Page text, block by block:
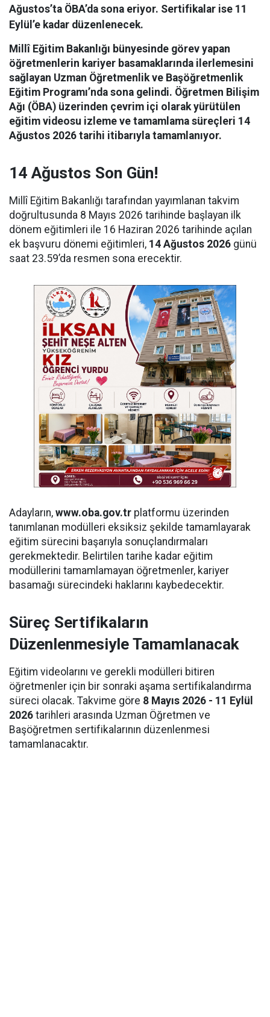
Ağustos’ta ÖBA’da sona eriyor. Sertifikalar ise 11
Eylül’e kadar düzenlenecek.
Millî Eğitim Bakanlığı bünyesinde görev yapan
öğretmenlerin kariyer basamaklarında ilerlemesini
sağlayan Uzman Öğretmenlik ve Başöğretmenlik
Eğitim Programı’nda sona gelindi. Öğretmen Bilişim
Ağı (ÖBA) üzerinden çevrim içi olarak yürütülen
eğitim videosu izleme ve tamamlama süreçleri 14
Ağustos 2026 tarihi itibarıyla tamamlanıyor.
14 Ağustos Son Gün!
Millî Eğitim Bakanlığı tarafından yayımlanan takvim
doğrultusunda 8 Mayıs 2026 tarihinde başlayan ilk
dönem eğitimleri ile 16 Haziran 2026 tarihinde açılan
ek başvuru dönemi eğitimleri, 14 Ağustos 2026 günü
saat 23.59’da resmen sona erecektir.
Adayların, www.oba.gov.tr platformu üzerinden
tanımlanan modülleri eksiksiz şekilde tamamlayarak
eğitim sürecini başarıyla sonuçlandırmaları
gerekmektedir. Belirtilen tarihe kadar eğitim
modüllerini tamamlamayan öğretmenler, kariyer
basamağı sürecindeki haklarını kaybedecektir.
Süreç Sertifikaların
Düzenlenmesiyle Tamamlanacak
Eğitim videolarını ve gerekli modülleri bitiren
öğretmenler için bir sonraki aşama sertifikalandırma
süreci olacak. Takvime göre 8 Mayıs 2026 - 11 Eylül
2026 tarihleri arasında Uzman Öğretmen ve
Başöğretmen sertifikalarının düzenlenmesi
tamamlanacaktır.